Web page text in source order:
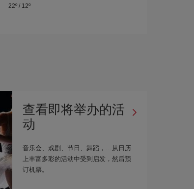
22º / 12º
查看即将举办的活
动
音乐会、戏剧、节日、舞蹈，…从日历
上丰富多彩的活动中受到启发，然后预
订机票。